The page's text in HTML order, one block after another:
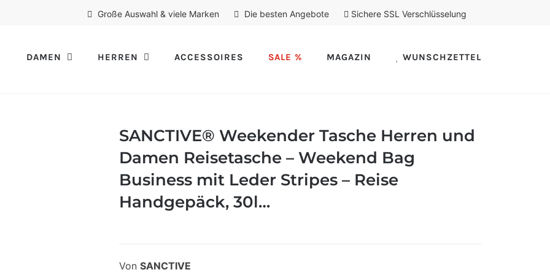
Große Auswahl & viele Marken Die besten Angebote Sichere SSL Verschlüsselung
DAMEN HERREN ACCESSOIRES SALE % MAGAZIN WUNSCHZETTEL
SANCTIVE® Weekender Tasche Herren und
Damen Reisetasche – Weekend Bag
Business mit Leder Stripes – Reise
Handgepäck, 30l…
Von SANCTIVE